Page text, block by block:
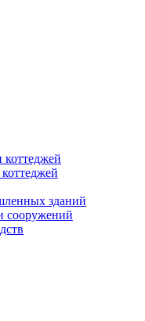
зданий
сооружений